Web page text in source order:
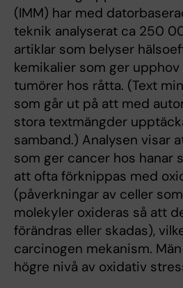
(IMM) har med
teknik analyserat ca 250
artiklar som belyser
kemikalier som ger
tumörer hos råtta. (Text
som går ut på att med
stora textmängder
samband.) Analysen visar
som ger cancer hos hanar
att ofta förknippas med
(påverkningar av celler
molekyler oxideras så att
förändras eller skadas),
carcinogen mekanism.
högre nivå av oxidativ